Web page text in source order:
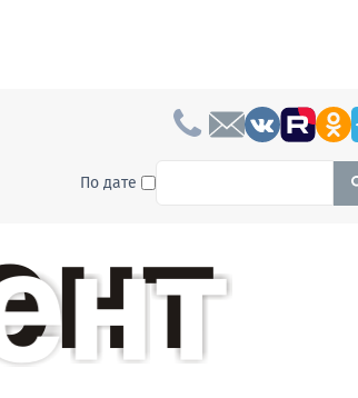
По дате To search this site,